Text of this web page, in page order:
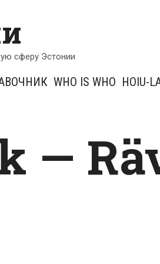
сферу Эстонии
WHO IS WHO HOIU-
—